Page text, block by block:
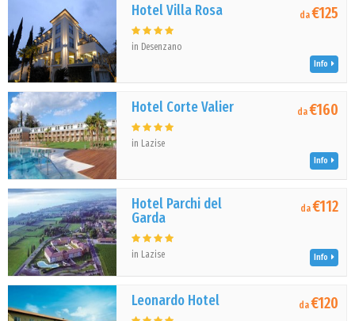
Hotel Villa Rosa
in Desenzano
da€125
Info
Hotel Corte Valier
in Lazise
da€160
Info
Hotel Parchi del
Garda
in Lazise
da€112
Info
Leonardo Hotel da€120